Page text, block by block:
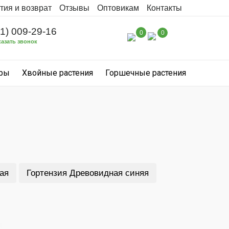
и возврат Отзывы Оптовикам Контакты
009-29-16
звонок
0 0
Хвойные растения Горшечные растения
Гортензия Древовидная синяя